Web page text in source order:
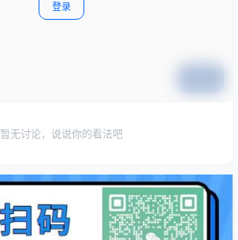
登录
暂无讨论，说说你的看法吧